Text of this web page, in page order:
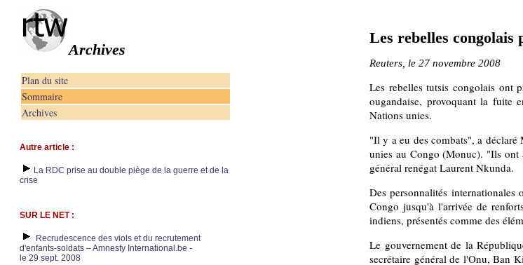
Archives
Plan du site
Sommaire
Archives
Autre article :
La RDC prise au double piège de la guerre et de la
crise
SUR LE NET :
Recrudescence des viols et du recrutement
d'enfants-soldats – Amnesty International.be -
le 29 sept. 2008
Les rebelles congolais
Reuters, le 27 novembre 2008
Les rebelles tutsis congolais ont
ougandaise, provoquant la fuite
Nations unies.
"Il y a eu des combats", a
unies au Congo (Monuc). "Ils ont
général renégat Laurent Nkunda.
Des personnalités
Congo jusqu'à l'arrivée de
indiens, présentés comme des
Le gouvernement de la
secrétaire général de l'Onu, Ban